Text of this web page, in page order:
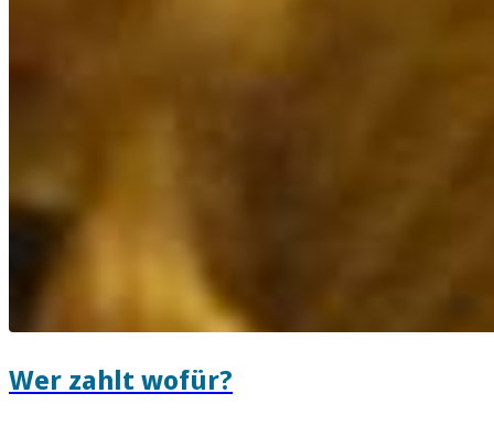
Wer zahlt wofür?